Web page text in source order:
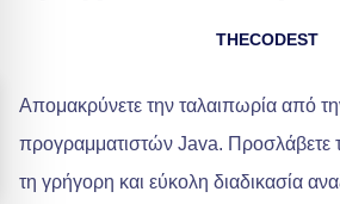
THECODEST
Απομακρύνετε την ταλαιπωρία από
προγραμματιστών Java. Προσλάβετε
τη γρήγορη και εύκολη διαδικασία